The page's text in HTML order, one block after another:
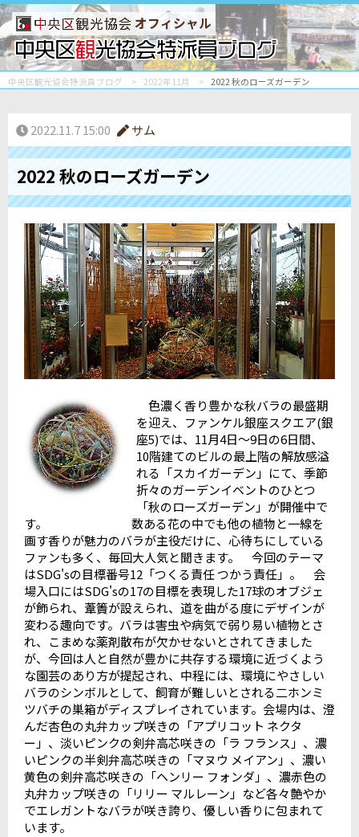
オフィシャル
中央区観光協会特派員ブログ 2022年11月 2022 秋のローズガーデン
2022.11.7 15:00 サム
2022 秋のローズガーデン
色濃く香り豊かな秋バラの最盛期
を迎え、ファンケル銀座スクエア(銀
座5)では、11月4日～9日の6日間、
10階建てのビルの最上階の解放感溢
れる「スカイガーデン」にて、季節
折々のガーデンイベントのひとつ
「秋のローズガーデン」が開催中で
す。 数ある花の中でも他の植物と一線を
画す香りが魅力のバラが主役だけに、心待ちにしている
ファンも多く、毎回大人気と聞きます。 今回のテーマ
はSDG'sの目標番号12「つくる責任 つかう責任」。 会
場入口にはSDG'sの17の目標を表現した17球のオブジェ
が飾られ、葦簀が設えられ、道を曲がる度にデザインが
変わる趣向です。バラは害虫や病気で弱り易い植物とさ
れ、こまめな薬剤散布が欠かせないとされてきました
が、今回は人と自然が豊かに共存する環境に近づくよう
な園芸のあり方が提起され、中程には、環境にやさしい
バラのシンボルとして、飼育が難しいとされる二ホンミ
ツバチの巣箱がディスプレイされています。会場内は、澄
んだ杏色の丸弁カップ咲きの「アプリコット ネクタ
ー」、淡いピンクの剣弁高芯咲きの「ラ フランス」、濃
いピンクの半剣弁高芯咲きの「マヌウ メイアン」、濃い
黄色の剣弁高芯咲きの「ヘンリー フォンダ」、濃赤色の
丸弁カップ咲きの「リリー マルレーン」など各々艶やか
でエレガントなバラが咲き誇り、優しい香りに包まれて
います。